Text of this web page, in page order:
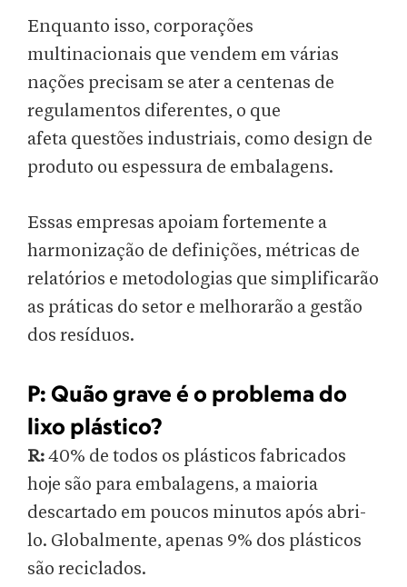
Enquanto isso, corporações
multinacionais que vendem em várias
nações precisam se ater a centenas de
regulamentos diferentes, o que
afeta questões industriais, como design de
produto ou espessura de embalagens.
Essas empresas apoiam fortemente a
harmonização de definições, métricas de
relatórios e metodologias que simplificarão
as práticas do setor e melhorarão a gestão
dos resíduos.
P: Quão grave é o problema do
lixo plástico?
R:40% de todos os plásticos fabricados
hoje são para embalagens, a maioria
descartado em poucos minutos após abri-
lo. Globalmente, apenas 9% dos plásticos
são reciclados.